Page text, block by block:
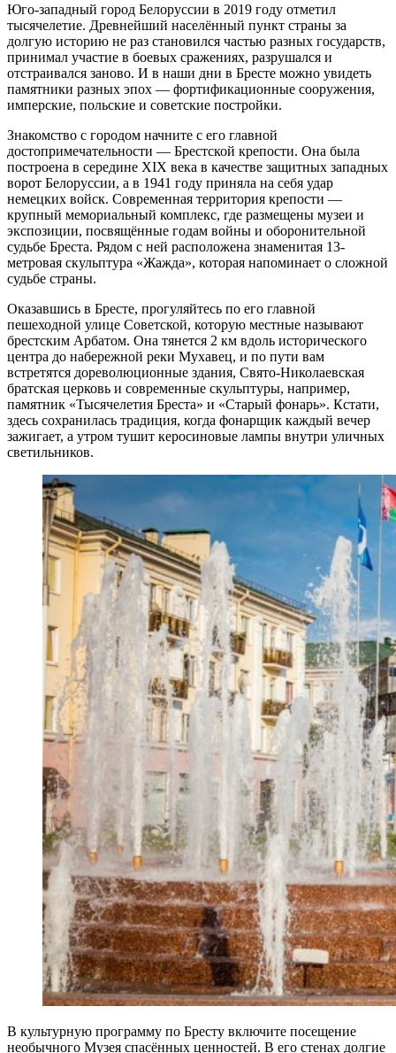
Юго-западный город Белоруссии в 2019 году отметил
тысячелетие. Древнейший населённый пункт страны за
долгую историю не раз становился частью разных государств,
принимал участие в боевых сражениях, разрушался и
отстраивался заново. И в наши дни в Бресте можно увидеть
памятники разных эпох — фортификационные сооружения,
имперские, польские и советские постройки.
Знакомство с городом начните с его главной
достопримечательности — Брестской крепости. Она была
построена в середине XIX века в качестве защитных западных
ворот Белоруссии, а в 1941 году приняла на себя удар
немецких войск. Современная территория крепости —
крупный мемориальный комплекс, где размещены музеи и
экспозиции, посвящённые годам войны и оборонительной
судьбе Бреста. Рядом с ней расположена знаменитая 13-
метровая скульптура «Жажда», которая напоминает о сложной
судьбе страны.
Оказавшись в Бресте, прогуляйтесь по его главной
пешеходной улице Советской, которую местные называют
брестским Арбатом. Она тянется 2 км вдоль исторического
центра до набережной реки Мухавец, и по пути вам
встретятся дореволюционные здания, Свято-Николаевская
братская церковь и современные скульптуры, например,
памятник «Тысячелетия Бреста» и «Старый фонарь». Кстати,
здесь сохранилась традиция, когда фонарщик каждый вечер
зажигает, а утром тушит керосиновые лампы внутри уличных
светильников.
В культурную программу по Бресту включите посещение
необычного Музея спасённых ценностей. В его стенах долгие